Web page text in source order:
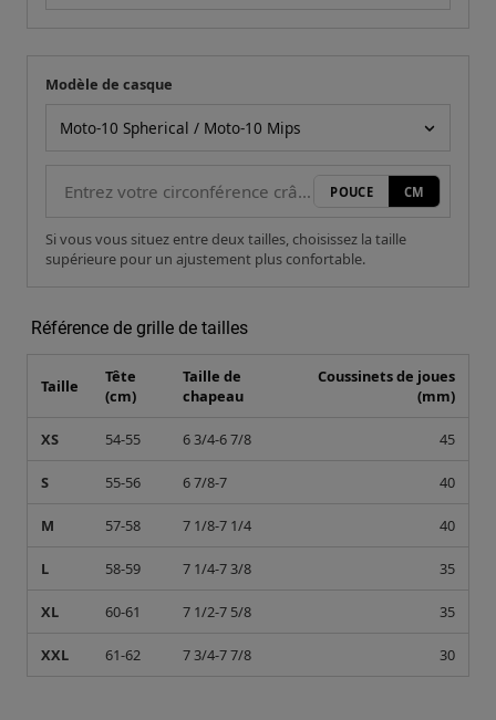
Votre mesure
Modèle de casque
POUCE CM
Si vous vous situez entre deux tailles, choisissez la taille
supérieure pour un ajustement plus confortable.
Référence de grille de tailles
Taille
Tête
(cm)
Taille de
chapeau
Coussinets de joues
(mm)
XS 54-55 6 3/4-6 7/8 45
S 55-56 6 7/8-7 40
M 57-58 7 1/8-7 1/4 40
L 58-59 7 1/4-7 3/8 35
XL 60-61 7 1/2-7 5/8 35
XXL 61-62 7 3/4-7 7/8 30